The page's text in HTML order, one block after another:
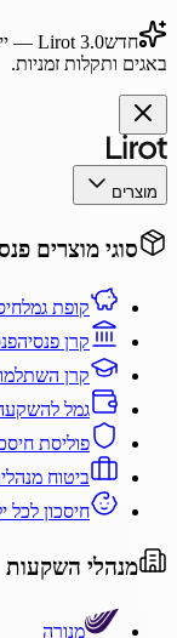
חדשLirot 3.0
—
באגים ותקלות זמניות.
מוצרים
סוגי מוצרים
קופת גמל
קרן פנסיה
קרן
גמל
פוליסת
ביטוח
חיסכון לכל
מנהלי השקעות
מנורה